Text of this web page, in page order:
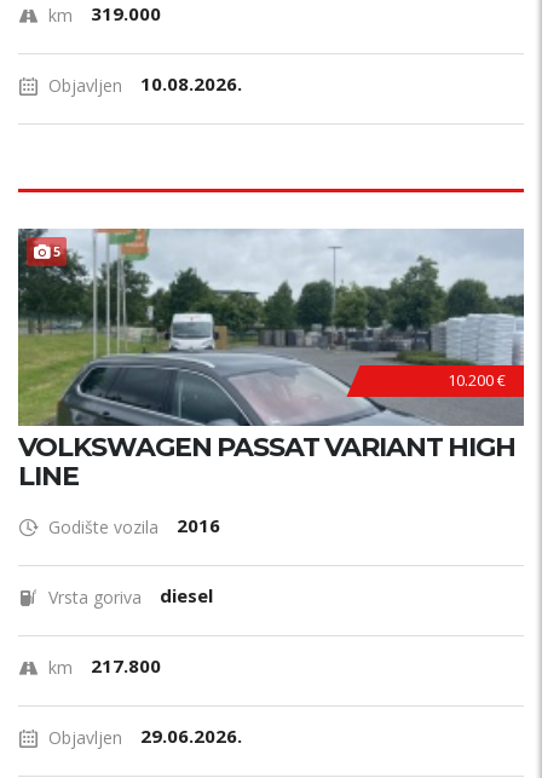
km 319.000
Objavljen 10.08.2026.
5
10.200 €
VOLKSWAGEN PASSAT VARIANT HIGH
LINE
Godište vozila 2016
Vrsta goriva diesel
km 217.800
Objavljen 29.06.2026.